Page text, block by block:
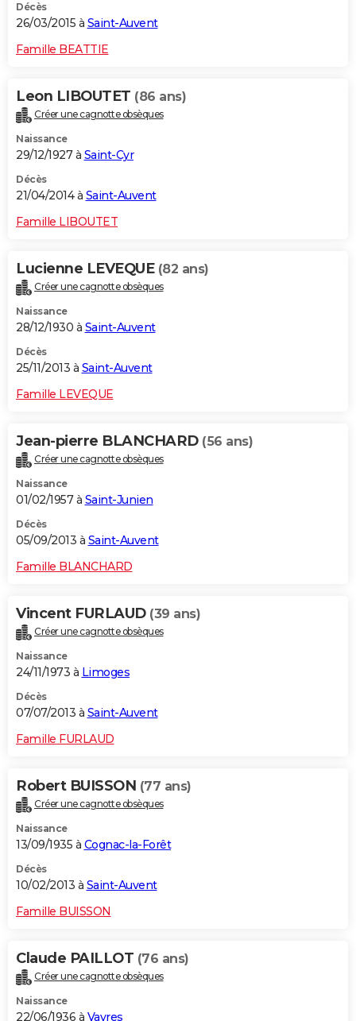
Décès
26/03/2015 à Saint-Auvent
Famille BEATTIE
Leon LIBOUTET (86 ans)
Créer une cagnotte obsèques
Naissance
29/12/1927 à Saint-Cyr
Décès
21/04/2014 à Saint-Auvent
Famille LIBOUTET
Lucienne LEVEQUE (82 ans)
Créer une cagnotte obsèques
Naissance
28/12/1930 à Saint-Auvent
Décès
25/11/2013 à Saint-Auvent
Famille LEVEQUE
Jean-pierre BLANCHARD (56 ans)
Créer une cagnotte obsèques
Naissance
01/02/1957 à Saint-Junien
Décès
05/09/2013 à Saint-Auvent
Famille BLANCHARD
Vincent FURLAUD (39 ans)
Créer une cagnotte obsèques
Naissance
24/11/1973 à Limoges
Décès
07/07/2013 à Saint-Auvent
Famille FURLAUD
Robert BUISSON (77 ans)
Créer une cagnotte obsèques
Naissance
13/09/1935 à Cognac-la-Forêt
Décès
10/02/2013 à Saint-Auvent
Famille BUISSON
Claude PAILLOT (76 ans)
Créer une cagnotte obsèques
Naissance
22/06/1936 à Vayres